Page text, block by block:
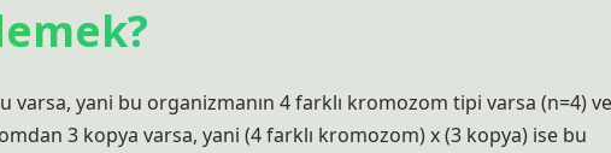
yani bu organizmanın 4 farklı kromozom tipi varsa (n=4) ve
3 kopya varsa, yani (4 farklı kromozom) x (3 kopya) ise bu